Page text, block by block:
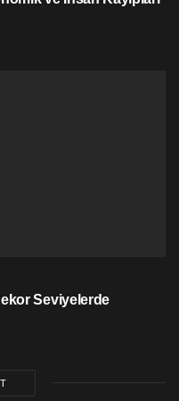
Seviyelerde